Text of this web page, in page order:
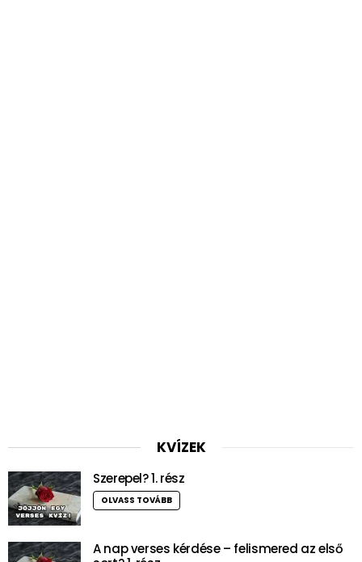
KVÍZEK
Szerepel? 1. rész
OLVASS TOVÁBB
A nap verses kérdése – felismered az első